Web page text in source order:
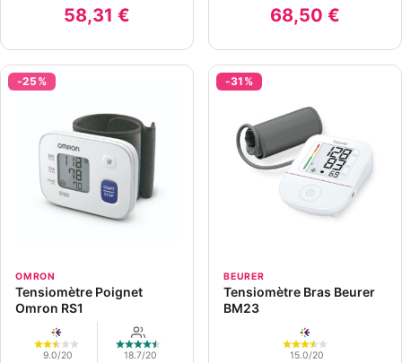
58,31 € 68,50 €
-25%
OMRON
Tensiomètre Poignet
Omron RS1
9.0/20 18.7/20
-31%
BEURER
Tensiomètre Bras Beurer
BM23
15.0/20